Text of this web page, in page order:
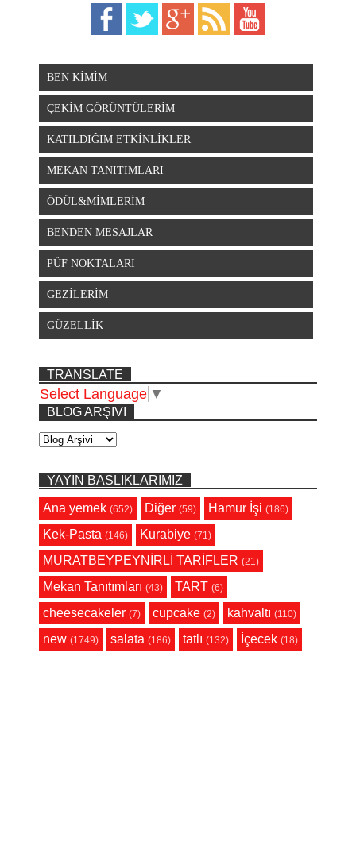
BEN KİMİM
ÇEKİM GÖRÜNTÜLERİM
KATILDIĞIM ETKİNLİKLER
MEKAN TANITIMLARI
ÖDÜL&MİMLERİM
BENDEN MESAJLAR
PÜF NOKTALARI
GEZİLERİM
GÜZELLİK
TRANSLATE
Select Language ▼
BLOG ARŞIVI
YAYIN BASLIKLARIMIZ
Ana yemek (652) Diğer (59) Hamur İşi (186)
Kek-Pasta (146) Kurabiye (71)
MURATBEYPEYNİRLİ TARİFLER (21)
Mekan Tanıtımları (43) TART (6)
cheesecakeler (7) cupcake (2) kahvaltı (110)
new (1749) salata (186) tatlı (132) İçecek (18)